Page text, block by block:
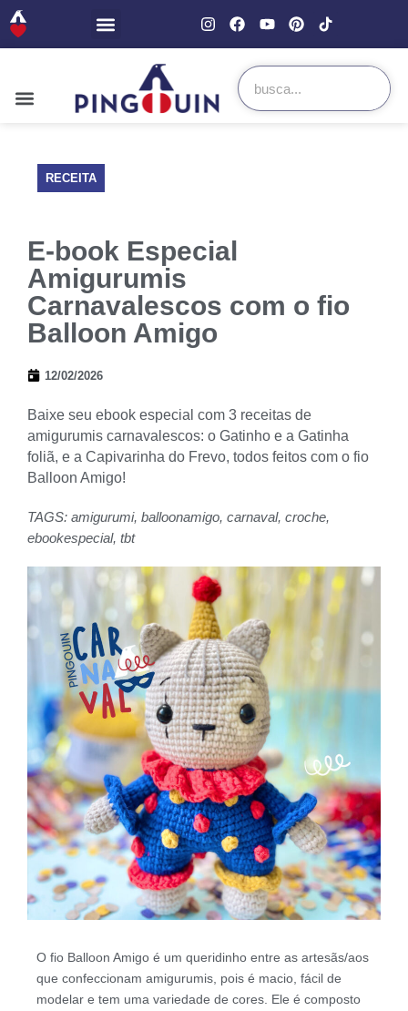
RECEITA
E-book Especial
Amigurumis
Carnavalescos com o fio
Balloon Amigo
12/02/2026
Baixe seu ebook especial com 3 receitas de
amigurumis carnavalescos: o Gatinho e a Gatinha
foliã, e a Capivarinha do Frevo, todos feitos com o fio
Balloon Amigo!
TAGS: amigurumi, balloonamigo, carnaval, croche,
ebookespecial, tbt
O fio Balloon Amigo é um queridinho entre as artesãs/aos
que confeccionam amigurumis, pois é macio, fácil de
modelar e tem uma variedade de cores. Ele é composto